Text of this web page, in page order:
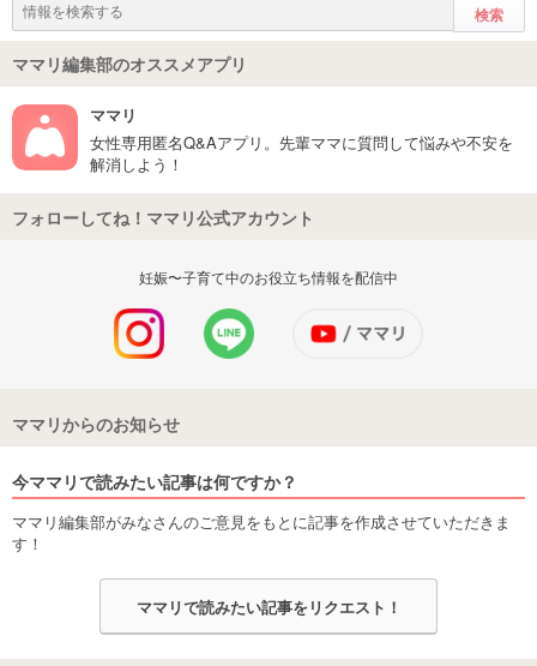
ママリ編集部のオススメアプリ
ママリ
女性専用匿名Q&Aアプリ。先輩ママに質問して悩みや不安を
解消しよう！
フォローしてね！ママリ公式アカウント
妊娠〜子育て中のお役立ち情報を配信中
ママリからのお知らせ
今ママリで読みたい記事は何ですか？
ママリ編集部がみなさんのご意見をもとに記事を作成させていただきま
す！
ママリで読みたい記事をリクエスト！